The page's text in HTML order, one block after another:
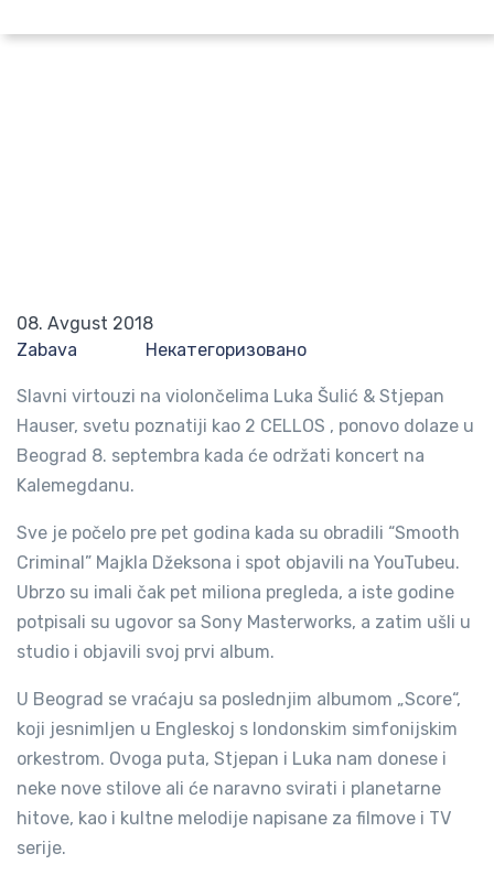
08. Avgust 2018
Zabava
Некатегоризовано
Slavni virtouzi na violončelima Luka Šulić & Stjepan
Hauser, svetu poznatiji kao 2 CELLOS , ponovo dolaze u
Beograd 8. septembra kada će održati koncert na
Kalemegdanu.
Sve je počelo pre pet godina kada su obradili “Smooth
Criminal” Majkla Džeksona i spot objavili na YouTubeu.
Ubrzo su imali čak pet miliona pregleda, a iste godine
potpisali su ugovor sa Sony Masterworks, a zatim ušli u
studio i objavili svoj prvi album.
U Beograd se vraćaju sa poslednjim albumom „Score“,
koji jesnimljen u Engleskoj s londonskim simfonijskim
orkestrom. Ovoga puta, Stjepan i Luka nam donese i
neke nove stilove ali će naravno svirati i planetarne
hitove, kao i kultne melodije napisane za filmove i TV
serije.